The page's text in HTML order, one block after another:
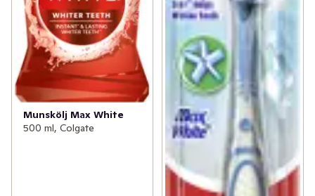
Munskölj Max White
500 ml, Colgate